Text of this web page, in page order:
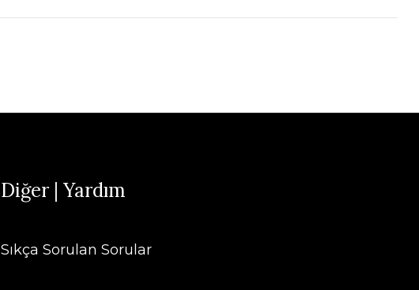
Diğer | Yardım
Sıkça Sorulan Sorular